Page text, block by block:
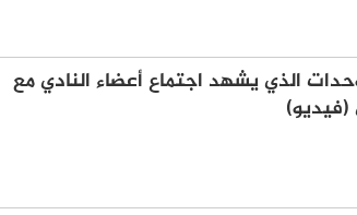
الذي يشهد اجتماع أعضاء النادي مع
(فيديو)